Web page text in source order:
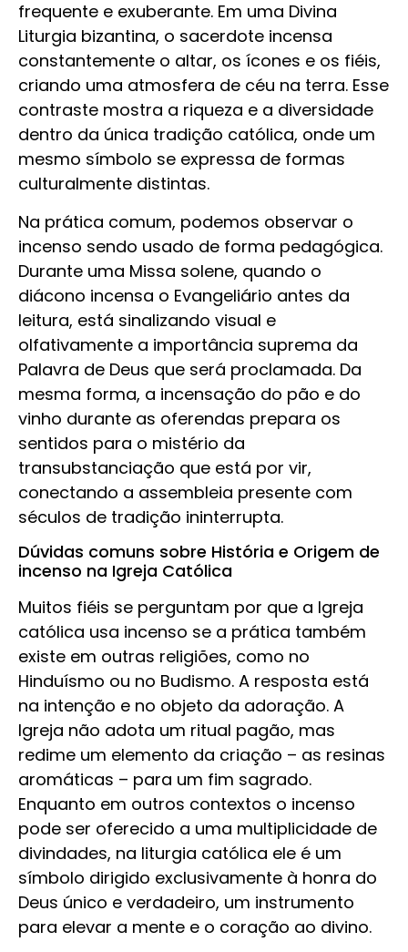
frequente e exuberante. Em uma Divina
Liturgia bizantina, o sacerdote incensa
constantemente o altar, os ícones e os fiéis,
criando uma atmosfera de céu na terra. Esse
contraste mostra a riqueza e a diversidade
dentro da única tradição católica, onde um
mesmo símbolo se expressa de formas
culturalmente distintas.
Na prática comum, podemos observar o
incenso sendo usado de forma pedagógica.
Durante uma Missa solene, quando o
diácono incensa o Evangeliário antes da
leitura, está sinalizando visual e
olfativamente a importância suprema da
Palavra de Deus que será proclamada. Da
mesma forma, a incensação do pão e do
vinho durante as oferendas prepara os
sentidos para o mistério da
transubstanciação que está por vir,
conectando a assembleia presente com
séculos de tradição ininterrupta.
Dúvidas comuns sobre História e Origem de
incenso na Igreja Católica
Muitos fiéis se perguntam por que a Igreja
católica usa incenso se a prática também
existe em outras religiões, como no
Hinduísmo ou no Budismo. A resposta está
na intenção e no objeto da adoração. A
Igreja não adota um ritual pagão, mas
redime um elemento da criação – as resinas
aromáticas – para um fim sagrado.
Enquanto em outros contextos o incenso
pode ser oferecido a uma multiplicidade de
divindades, na liturgia católica ele é um
símbolo dirigido exclusivamente à honra do
Deus único e verdadeiro, um instrumento
para elevar a mente e o coração ao divino.